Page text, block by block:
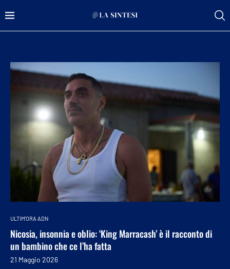
ULTIM'ORA ADN
Nicosia, insonnia e oblio: ‘King Marracash’ è il racconto di
un bambino che ce l’ha fatta
21 Maggio 2026